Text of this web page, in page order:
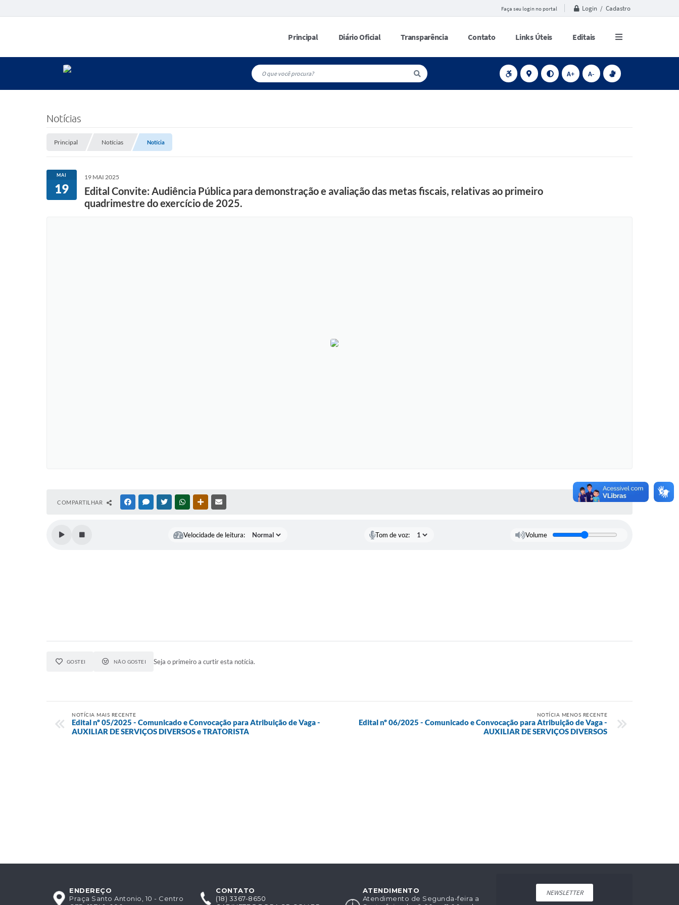
Faça seu login no portal Login / Cadastro
Principal Diário Oficial Transparência Contato Links Úteis Editais
A+ A-
Notícias
Principal Notícias Notícia
MAI
19
19 MAI 2025
Edital Convite: Audiência Pública para demonstração e avaliação das metas fiscais, relativas ao primeiro
quadrimestre do exercício de 2025.
COMPARTILHAR FACEBOOKMESSENGER
TWITTERWHATSAPPOUTRAS MÍDIAS
Velocidade de leitura: Tom de voz: Volume
GOSTEI NÃO GOSTEI Seja o primeiro a curtir esta notícia.
NOTÍCIA MAIS RECENTE
Edital nº 05/2025 - Comunicado e Convocação para Atribuição de Vaga -
AUXILIAR DE SERVIÇOS DIVERSOS e TRATORISTA
NOTÍCIA MENOS RECENTE
Edital nº 06/2025 - Comunicado e Convocação para Atribuição de Vaga -
AUXILIAR DE SERVIÇOS DIVERSOS
NEWSLETTER
ENDEREÇO
Praça Santo Antonio, 10 - Centro
CONTATO
(18) 3367-8650
ATENDIMENTO
Atendimento de Segunda-feira a